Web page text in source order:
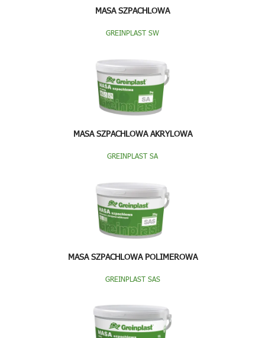
MASA SZPACHLOWA
GREINPLAST SW
MASA SZPACHLOWA AKRYLOWA
GREINPLAST SA
MASA SZPACHLOWA POLIMEROWA
GREINPLAST SAS